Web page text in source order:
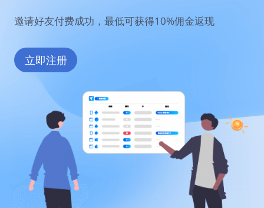
邀请好友付费成功，最低可获得10%佣金返现
立即注册